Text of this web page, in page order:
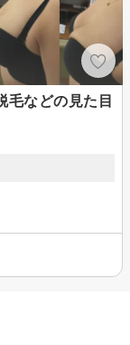
毛などの見た目